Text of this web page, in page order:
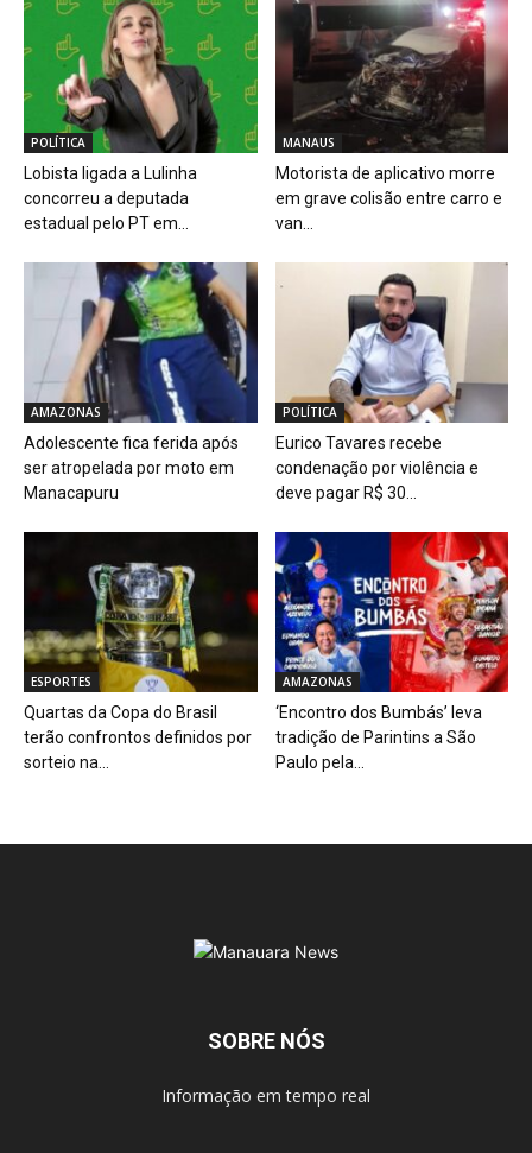
POLÍTICA
Lobista ligada a Lulinha
concorreu a deputada
estadual pelo PT em...
MANAUS
Motorista de aplicativo morre
em grave colisão entre carro e
van...
AMAZONAS
Adolescente fica ferida após
ser atropelada por moto em
Manacapuru
POLÍTICA
Eurico Tavares recebe
condenação por violência e
deve pagar R$ 30...
ESPORTES
Quartas da Copa do Brasil
terão confrontos definidos por
sorteio na...
AMAZONAS
‘Encontro dos Bumbás’ leva
tradição de Parintins a São
Paulo pela...
SOBRE NÓS
Informação em tempo real